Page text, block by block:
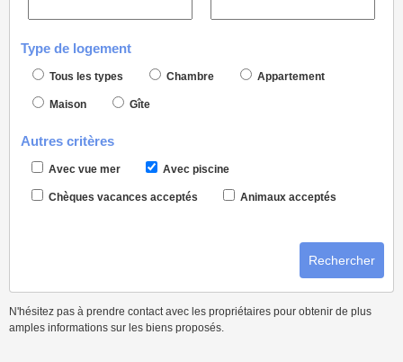
Type de logement
Tous les types Chambre Appartement
Maison Gîte
Autres critères
Avec vue mer Avec piscine
Chèques vacances acceptés Animaux acceptés
Rechercher
N'hésitez pas à prendre contact avec les propriétaires pour obtenir de plus
amples informations sur les biens proposés.